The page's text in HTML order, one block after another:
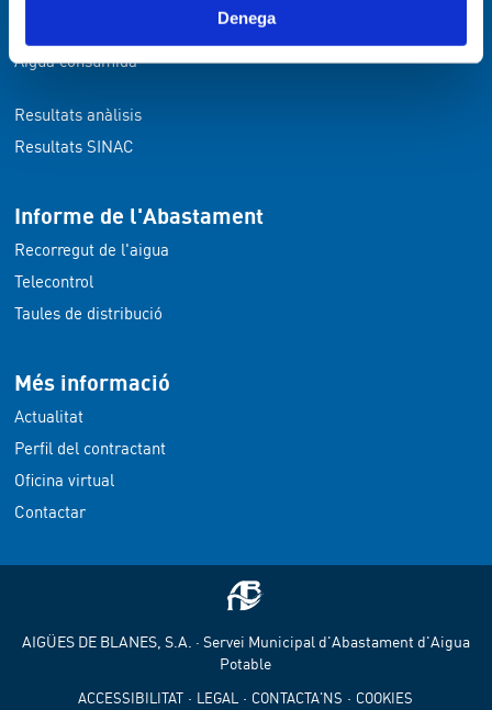
Denega
Aigua consumida
Resultats anàlisis
Resultats SINAC
Informe de l'Abastament
Recorregut de l'aigua
Telecontrol
Taules de distribució
Més informació
Actualitat
Perfil del contractant
Oficina virtual
Contactar
AIGÜES DE BLANES, S.A. · Servei Municipal d'Abastament d'Aigua
Potable
ACCESSIBILITAT · LEGAL · CONTACTA'NS · COOKIES